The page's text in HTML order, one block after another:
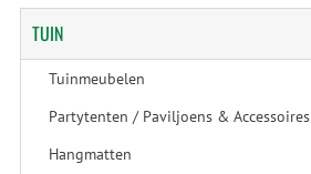
TUIN
Tuinmeubelen
Partytenten / Paviljoens & Accessoires
Hangmatten